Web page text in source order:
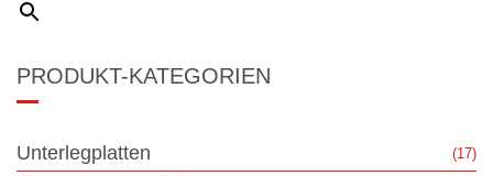
PRODUKT-KATEGORIEN
Unterlegplatten (17)